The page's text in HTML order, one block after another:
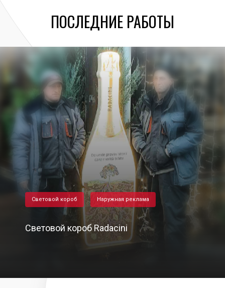
ПОСЛЕДНИЕ РАБОТЫ
Световой короб Наружная реклама
Световой короб Radacini